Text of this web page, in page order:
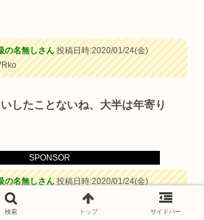
SPONSOR
の名無しさん投稿日時:2020/01/24(金)
したことないね、大半は年寄り
の名無しさん投稿日時:2020/01/24(金)
検索 トップ サイドバー